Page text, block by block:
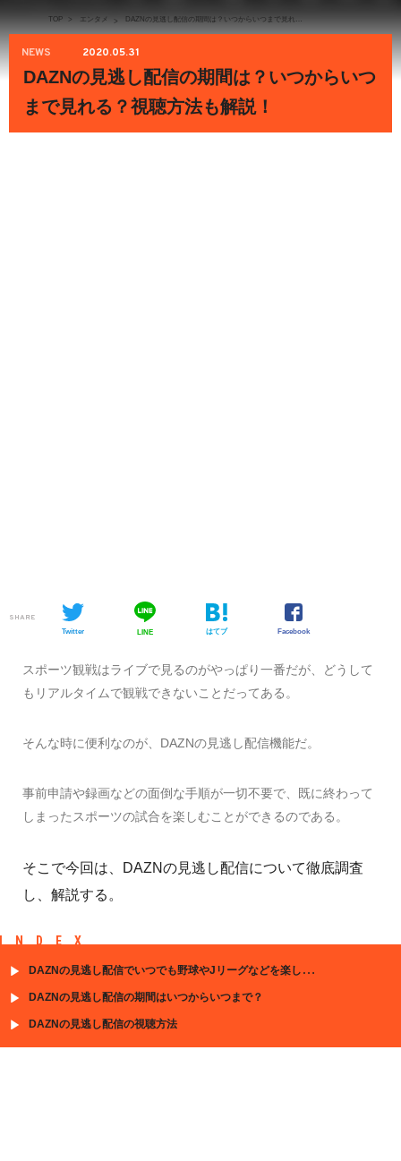
TOP > エンタメ > DAZNの見逃し配信の期間は？いつからいつまで見れる？視聴方法も解説！
NEWS 2020.05.31
DAZNの見逃し配信の期間は？いつからいつ
まで見れる？視聴方法も解説！
SHARE
Twitter LINE はてブ Facebook
スポーツ観戦はライブで見るのがやっぱり一番だが、どうして
もリアルタイムで観戦できないことだってある。
そんな時に便利なのが、DAZNの見逃し配信機能だ。
事前申請や録画などの面倒な手順が一切不要で、既に終わって
しまったスポーツの試合を楽しむことができるのである。
そこで今回は、DAZNの見逃し配信について徹底調査
し、解説する。
INDEX
DAZNの見逃し配信でいつでも野球やJリーグなどを楽しもう！
DAZNの見逃し配信の期間はいつからいつまで？
DAZNの見逃し配信の視聴方法